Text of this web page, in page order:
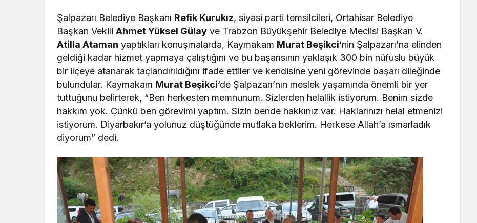
Şalpazarı Belediye Başkanı Refik Kurukız, siyasi parti temsilcileri, Ortahisar Belediye
Başkan VekiliAhmet Yüksel Gülay ve Trabzon Büyükşehir Belediye Meclisi Başkan V.
Atilla Ataman yaptıkları konuşmalarda, Kaymakam Murat Beşikci‘nin Şalpazarı’na elinden
geldiği kadar hizmet yapmaya çalıştığını ve bu başarısının yaklaşık 300 bin nüfuslu büyük
bir ilçeye atanarak taçlandırıldığını ifade ettiler ve kendisine yeni görevinde başarı dileğinde
bulundular. Kaymakam Murat Beşikci‘de Şalpazarı’nın meslek yaşamında önemli bir yer
tuttuğunu belirterek, “Ben herkesten memnunum. Sizlerden helallik istiyorum. Benim sizde
hakkım yok. Çünkü ben görevimi yaptım. Sizin bende hakkınız var. Haklarınızı helal etmenizi
istiyorum. Diyarbakır’a yolunuz düştüğünde mutlaka beklerim. Herkese Allah’a ısmarladık
diyorum” dedi.